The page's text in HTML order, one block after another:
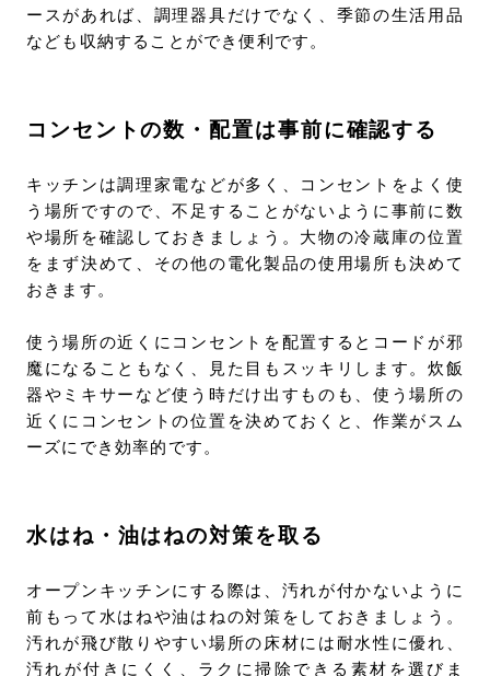
ースがあれば、調理器具だけでなく、季節の生活用品
なども収納することができ便利です。
コンセントの数・配置は事前に確認する
キッチンは調理家電などが多く、コンセントをよく使
う場所ですので、不足することがないように事前に数
や場所を確認しておきましょう。大物の冷蔵庫の位置
をまず決めて、その他の電化製品の使用場所も決めて
おきます。
使う場所の近くにコンセントを配置するとコードが邪
魔になることもなく、見た目もスッキリします。炊飯
器やミキサーなど使う時だけ出すものも、使う場所の
近くにコンセントの位置を決めておくと、作業がスム
ーズにでき効率的です。
水はね・油はねの対策を取る
オープンキッチンにする際は、汚れが付かないように
前もって水はねや油はねの対策をしておきましょう。
汚れが飛び散りやすい場所の床材には耐水性に優れ、
汚れが付きにくく、ラクに掃除できる素材を選びま